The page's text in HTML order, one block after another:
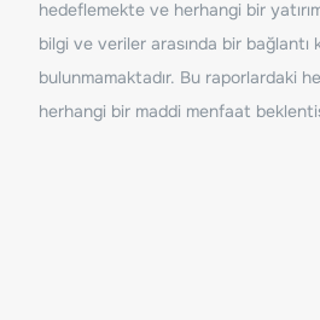
hedeflemekte ve herhangi bir
bilgi ve veriler arasında bir
bulunmamaktadır. Bu raporlardaki
herhangi bir maddi menfaat